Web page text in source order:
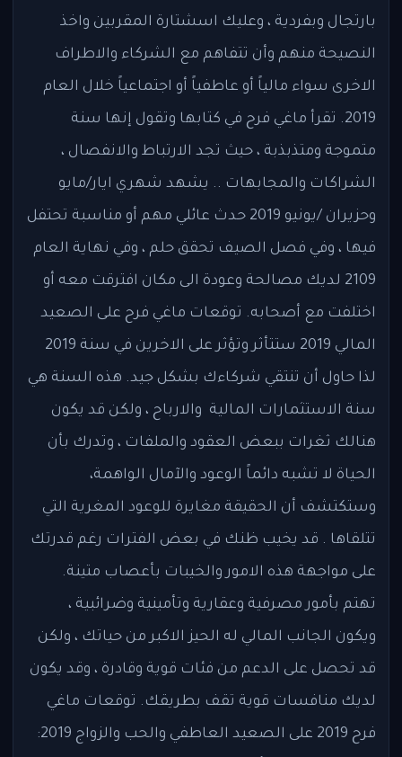
بارتجال وبفردية ، وعليك اسشتارة المقربين واخذ
النصيحة منهم وأن تتفاهم مع الشركاء والاطراف
الاخرى سواء مالياً أو عاطفياً أو اجتماعياً خلال العام
2019. تقرأ ماغي فرح في كتابها وتقول إنها سنة
متموجة ومتذبذبة ، حيث تجد الارتباط والانفصال ،
الشراكات والمجابهات .. يشهد شهري ايار/مايو
وحزيران /يونيو 2019 حدث عائلي مهم أو مناسبة تحتفل
فيها ، وفي فصل الصيف تحقق حلم ، وفي نهاية العام
2109 لديك مصالحة وعودة الى مكان افترقت معه أو
اختلفت مع أصحابه. توقعات ماغي فرح على الصعيد
المالي 2019 ستتأثر وتؤثر على الاخرين في سنة 2019
لذا حاول أن تنتقي شركاءك بشكل جيد. هذه السنة هي
سنة الاستثمارات المالية والارباح ، ولكن قد يكون
هنالك ثغرات ببعض العقود والملفات ، وتدرك بأن
الحياة لا تشبه دائماً الوعود والآمال الواهمة،
وستكتشف أن الحقيقة مغايرة للوعود المغرية التي
تتلقاها . قد يخيب ظنك في بعض الفترات رغم قدرتك
على مواجهة هذه الامور والخيبات بأعصاب متينة.
تهتم بأمور مصرفية وعقارية وتأمينية وضرائبية ،
ويكون الجانب المالي له الحيز الاكبر من حياتك ، ولكن
قد تحصل على الدعم من فئات قوية وقادرة ، وقد يكون
لديك منافسات قوية تقف بطريقك. توقعات ماغي
فرح 2019 على الصعيد العاطفي والحب والزواج 2019: